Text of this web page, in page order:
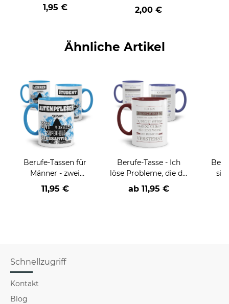
1,95 € 2,00 €
Ähnliche Artikel
Berufe-Tassen für
Männer - zwei
Farbvarianten
11,95 €
Berufe-Tasse - Ich
löse Probleme, die du
nicht verstehst -
verschiedene Berufe
ab 11,95 €
Schnellzugriff
Kontakt
Blog